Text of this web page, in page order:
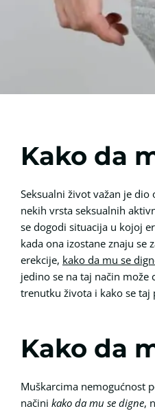
Kako da
Seksualni život važan je
nekih vrsta seksualnih
se dogodi situacija u kojoj
kada ona izostane znaju se
erekcije, kako da mu se
jedino se na taj način
trenutku života i kako se
Kako da
Muškarcima nemogućnost
načini kako da mu se digne,